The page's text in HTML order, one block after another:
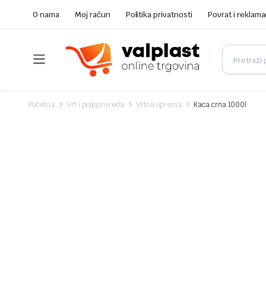
O nama Moj račun Politika privatnosti Povrat i
Početna Vrt i poljoprivreda Vrtna oprema Kaca crna 1000l